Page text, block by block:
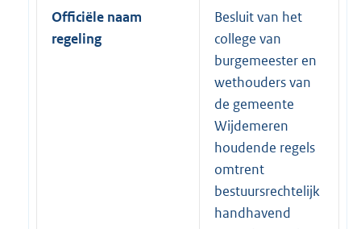
Officiële naam
regeling
Besluit van het
college van
burgemeester en
wethouders van
de gemeente
Wijdemeren
houdende regels
omtrent
bestuursrechtelijk
handhavend